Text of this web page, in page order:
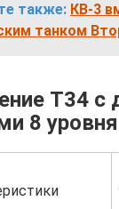
также: КВ-3
танком
T34
8 уровня